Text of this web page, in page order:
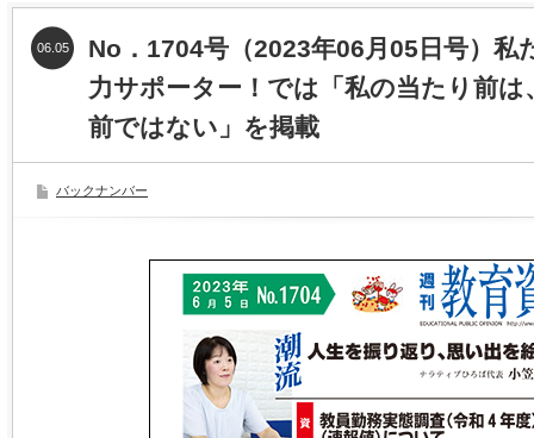
No．1704号（2023年06月05日号）私
力サポーター！では「私の当たり前
前ではない」を掲載
06.05
バックナンバー